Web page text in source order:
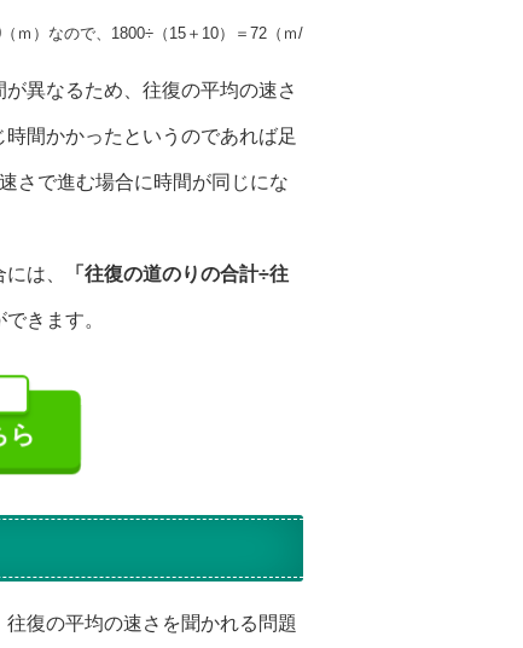
ｍ）なので、1800÷（15＋10）＝72（ｍ/
異なるため、往復の平均の速さ
間かかったというのであれば足
さで進む場合に時間が同じにな
は、 「往復の道のりの合計÷往
きます。
ら
復の平均の速さを聞かれる問題